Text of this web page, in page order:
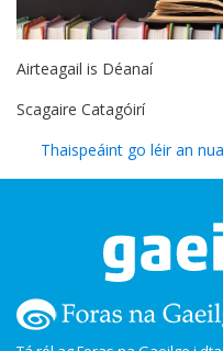
Airteagail is Déanaí
Scagaire Catagóirí
Thaispeáint go léir an